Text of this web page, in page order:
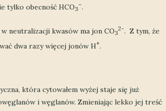
tylko obecność HCO3
–.
neutralizacji kwasów ma jon CO3
2-. Z tym, że
dwa razy więcej jonów H+.
która cytowałem wyżej staje się już
i węglanów. Zmieniając lekko jej treść